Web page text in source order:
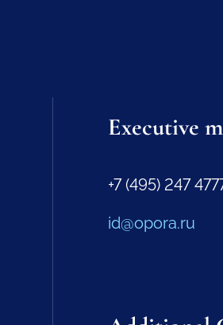
Executive
+7 (495) 247
id@opora.ru